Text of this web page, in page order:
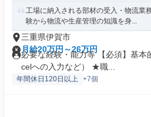
工場に納入される部材の受入・物流業
験から物流や生産管理の知識を身...
三重県伊賀市
月給20万円～26万円
必要な経験・能力等 【必須】基本
celへの入力など） ★職...
年間休日120日以上 +7個